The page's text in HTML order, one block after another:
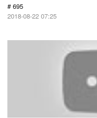
# 695
2018-08-22 07:25